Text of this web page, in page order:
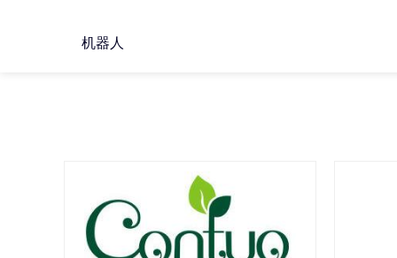
机器人